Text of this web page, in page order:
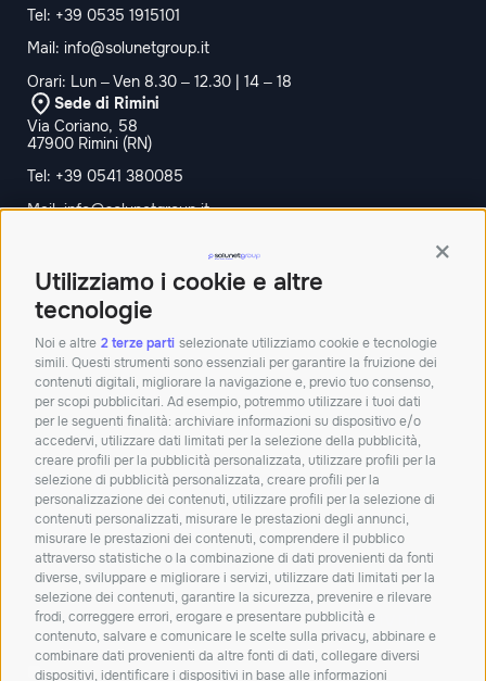
Utilizziamo i cookie e altre
tecnologie
Noi e altre 2 terze parti selezionate utilizziamo cookie e tecnologie
simili. Questi strumenti sono essenziali per garantire la fruizione dei
contenuti digitali, migliorare la navigazione e, previo tuo consenso,
per scopi pubblicitari. Ad esempio, potremmo utilizzare i tuoi dati
per le seguenti finalità: archiviare informazioni su dispositivo e/o
accedervi, utilizzare dati limitati per la selezione della pubblicità,
creare profili per la pubblicità personalizzata, utilizzare profili per la
selezione di pubblicità personalizzata, creare profili per la
personalizzazione dei contenuti, utilizzare profili per la selezione di
contenuti personalizzati, misurare le prestazioni degli annunci,
misurare le prestazioni dei contenuti, comprendere il pubblico
attraverso statistiche o la combinazione di dati provenienti da fonti
diverse, sviluppare e migliorare i servizi, utilizzare dati limitati per la
selezione dei contenuti, garantire la sicurezza, prevenire e rilevare
frodi, correggere errori, erogare e presentare pubblicità e
contenuto, salvare e comunicare le scelte sulla privacy, abbinare e
combinare dati provenienti da altre fonti di dati, collegare diversi
dispositivi, identificare i dispositivi in base alle informazioni
Tel: +39 0535 1915101
Mail: info@solunetgroup.it
Orari: Lun – Ven 8.30 – 12.30 | 14 – 18
Sede di Rimini
Via Coriano, 58
47900 Rimini (RN)
Tel: +39 0541 380085
Mail:info@solunetgroup.it
Palazzina Doganale,
40010 Bentivoglio BO
Tel:+390512913011
Mail:info@solunetgroup.it
Orari: Lun – Ven 8.30 – 12.30 | 14 – 18
Iscriviti alla nostra
newsletter!
Resta aggiornato su novità, soluzioni e
approfondimenti dal mondo IT.
Dichiaro di aver letto e accetto laprivacy policy
ISCRIVITI